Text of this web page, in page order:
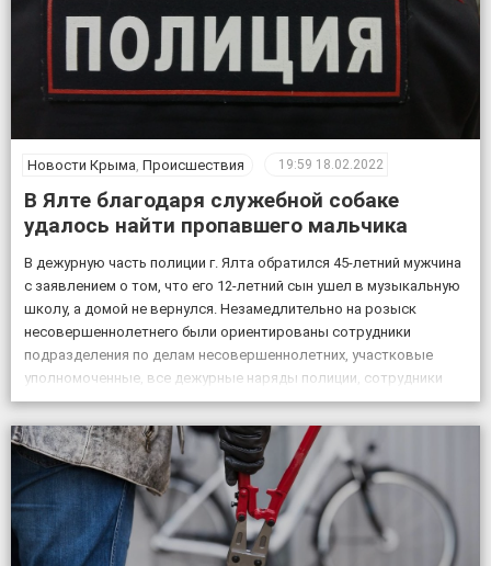
Новости Крыма Происшествия 19:59 18.02.2022
В Ялте благодаря служебной собаке
удалось найти пропавшего мальчика
В дежурную часть полиции г. Ялта обратился 45-летний мужчина
с заявлением о том, что его 12-летний сын ушел в музыкальную
школу, а домой не вернулся. Незамедлительно на розыск
несовершеннолетнего были ориентированы сотрудники
подразделения по делам несовершеннолетних, участковые
уполномоченные, все дежурные наряды полиции, сотрудники
патрульной постовой службы, ГИБДД, уголовного розыска.
Также к поисковым мероприятиям привлекли кинолога […]